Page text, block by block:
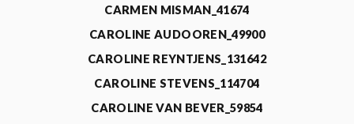
CARMEN MISMAN_41674
CAROLINE AUDOOREN_49900
CAROLINE REYNTJENS_131642
CAROLINE STEVENS_114704
CAROLINE VAN BEVER_59854